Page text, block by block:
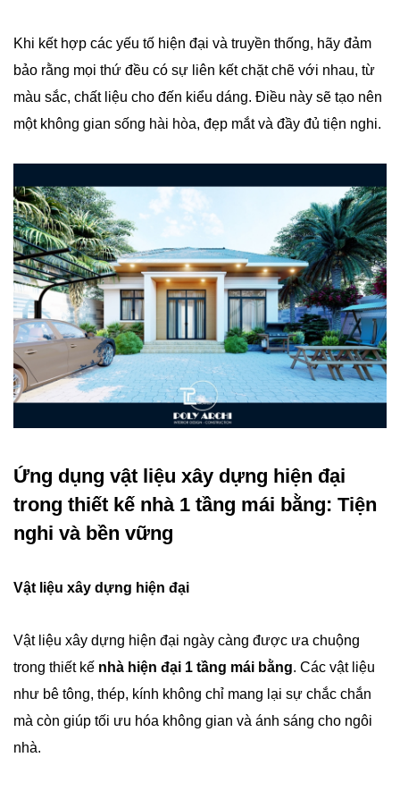
Khi kết hợp các yếu tố hiện đại và truyền thống, hãy đảm
bảo rằng mọi thứ đều có sự liên kết chặt chẽ với nhau, từ
màu sắc, chất liệu cho đến kiểu dáng. Điều này sẽ tạo nên
một không gian sống hài hòa, đẹp mắt và đầy đủ tiện nghi.
Ứng dụng vật liệu xây dựng hiện đại
trong thiết kế nhà 1 tầng mái bằng: Tiện
nghi và bền vững
Vật liệu xây dựng hiện đại
Vật liệu xây dựng hiện đại ngày càng được ưa chuộng
trong thiết kế nhà hiện đại 1 tầng mái bằng. Các vật liệu
như bê tông, thép, kính không chỉ mang lại sự chắc chắn
mà còn giúp tối ưu hóa không gian và ánh sáng cho ngôi
nhà.